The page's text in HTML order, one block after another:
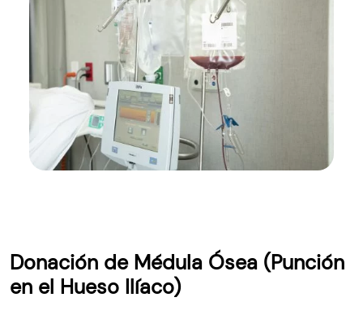
Donación de Médula Ósea (Punción
en el Hueso Ilíaco)